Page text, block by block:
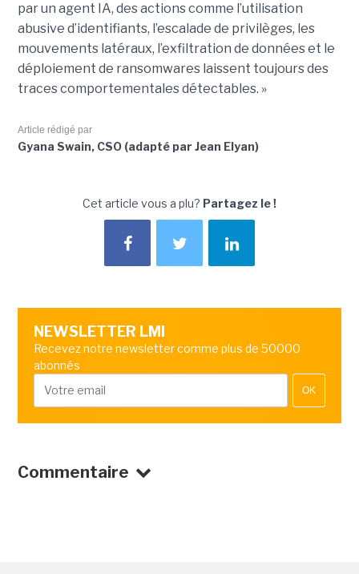
par un agent IA, des actions comme l’utilisation
abusive d’identifiants, l’escalade de privilèges, les
mouvements latéraux, l’exfiltration de données et le
déploiement de ransomwares laissent toujours des
traces comportementales détectables. »
Article rédigé par
Gyana Swain, CSO (adapté par Jean Elyan)
Cet article vous a plu? Partagez le !
NEWSLETTER LMI
Recevez notre newsletter comme plus de 50000
abonnés
OK
Commentaire